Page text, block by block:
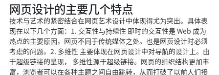
网页设计的主要几个特点
技术与艺术的紧密结合在网页艺术设计中体现得尤为突出。具体表
现在以下几个方面：1. 交互性与持续性 即时的交互性是 Web 成为
热点的主要原因，网页不同于传统媒体之处。也是网页设计时必须
考虑的问题。2. 多维性 主要体现在网页设计中对导航的设计上。由
于超级链接的呈现， 多维性源于超级链接。网页的组织结构更加丰
富，浏览者可以在各种主题之间自由跳转，从而打破了以前人们接